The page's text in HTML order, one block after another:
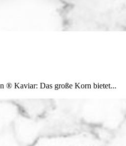
® Kaviar: Das große Korn bietet...